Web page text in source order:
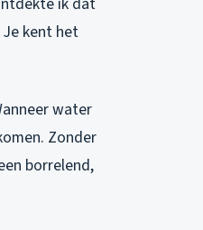
kent het
water
Zonder
borrelend,